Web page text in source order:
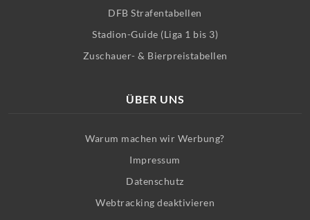
DFB Strafentabellen
Stadion-Guide (Liga 1 bis 3)
Zuschauer- & Bierpreistabellen
ÜBER UNS
Warum machen wir Werbung?
Impressum
Datenschutz
Webtracking deaktivieren